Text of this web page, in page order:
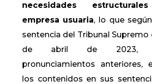
necesidades
empresa usuaria, lo que
sentencia del Tribunal Supremo
de abril de 2023,
pronunciamientos anteriores,
los contenidos en sus